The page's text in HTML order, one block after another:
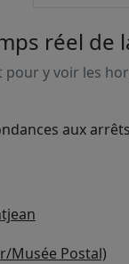
réel de
pour y voir les
aux arrêts
Musée Postal)